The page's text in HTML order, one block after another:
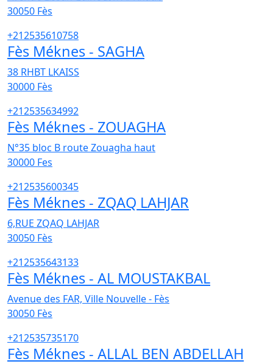
30050 Fès
+212535610758
Fès Méknes - SAGHA
38 RHBT LKAISS
30000 Fès
+212535634992
Fès Méknes - ZOUAGHA
N°35 bloc B route Zouagha haut
30000 Fes
+212535600345
Fès Méknes - ZQAQ LAHJAR
6,RUE ZQAQ LAHJAR
30050 Fès
+212535643133
Fès Méknes - AL MOUSTAKBAL
Avenue des FAR, Ville Nouvelle - Fès
30050 Fès
+212535735170
Fès Méknes - ALLAL BEN ABDELLAH